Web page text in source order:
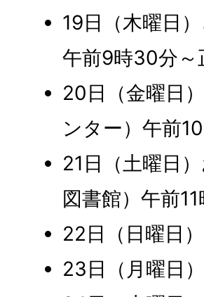
19日（木曜日
午前9時30分～
20日（金曜日
ンター）午前
21日（土曜日
図書館）午前
22日（日曜日
23日（月曜日）